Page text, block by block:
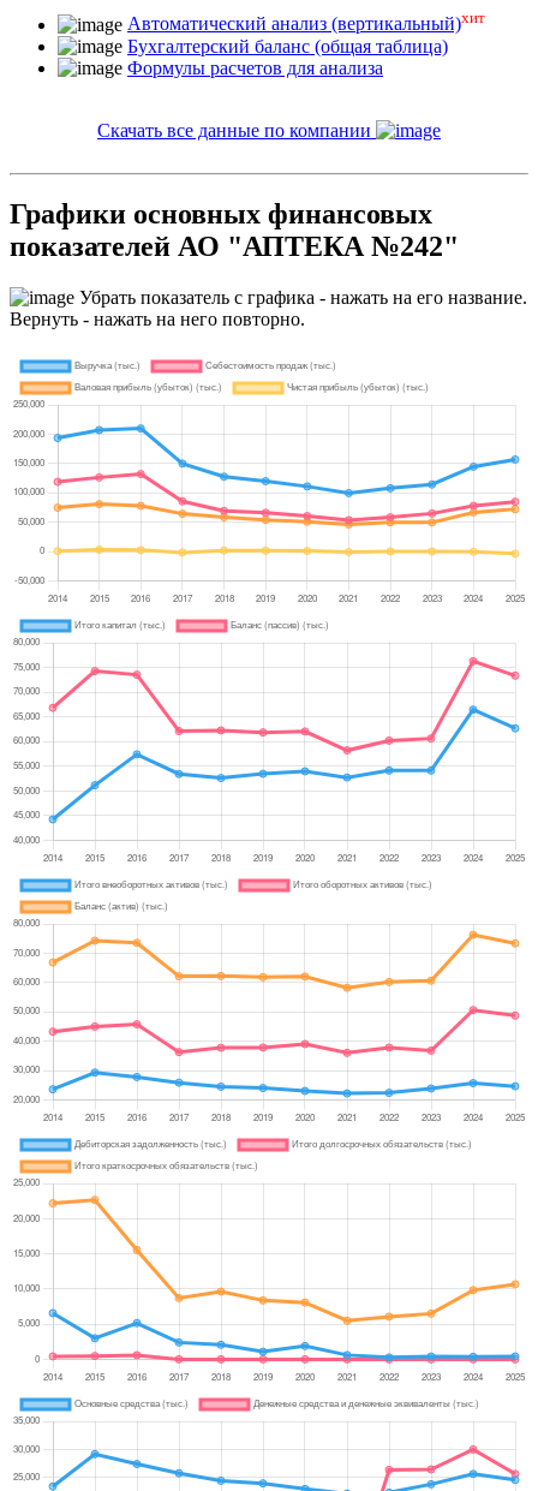
Автоматический анализ (вертикальный)хит
Бухгалтерский баланс (общая таблица)
Формулы расчетов для анализа
Скачать все данные по компании
Графики основных финансовых
показателей АО "АПТЕКА №242"
Убрать показатель с графика - нажать на его название.
Вернуть - нажать на него повторно.